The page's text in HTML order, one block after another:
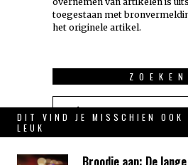
toegestaan met
het originele artikel.
ZOEKEN
DIT VIND JE MISSCHIEN OOK
LEUK
Broodje aap: De lange